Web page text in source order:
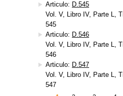
Articulo: D.545
Vol. V, Libro IV, Parte L,
545
Articulo: D.546
Vol. V, Libro IV, Parte L,
546
Articulo: D.547
Vol. V, Libro IV, Parte L,
547